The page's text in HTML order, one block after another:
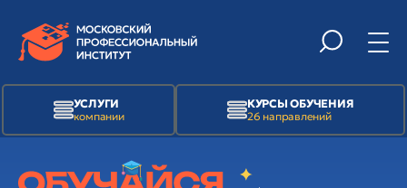
УСЛУГИ
компании
КУРСЫ ОБУЧЕНИЯ
26 направлений